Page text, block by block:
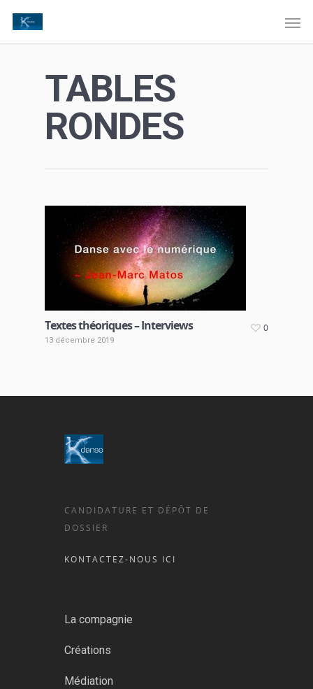
TABLES
RONDES
Textes théoriques – Interviews
13 décembre 2019
0
CANDIDATURE ET DÉPÔT DE
DOSSIER
KONTACTEZ-NOUS ICI
La compagnie
Créations
Médiation